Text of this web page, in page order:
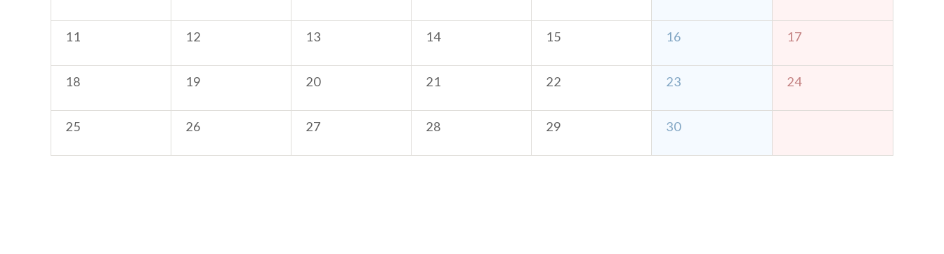
11 12 13 14 15 16 17
18 19 20 21 22 23 24
25 26 27 28 29 30
Press Room